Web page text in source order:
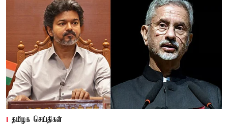
தமிழக செய்திகள்